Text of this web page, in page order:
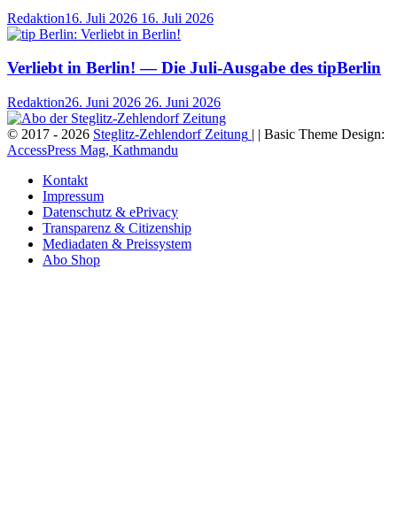
Redaktion16. Juli 2026 16. Juli 2026
Verliebt in Berlin! — Die Juli-Ausgabe des tipBerlin
Redaktion26. Juni 2026 26. Juni 2026
© 2017 - 2026 Steglitz-Zehlendorf Zeitung | | Basic Theme Design:
AccessPress Mag, Kathmandu
Kontakt
Impressum
Datenschutz & ePrivacy
Transparenz & Citizenship
Mediadaten & Preissystem
Abo Shop